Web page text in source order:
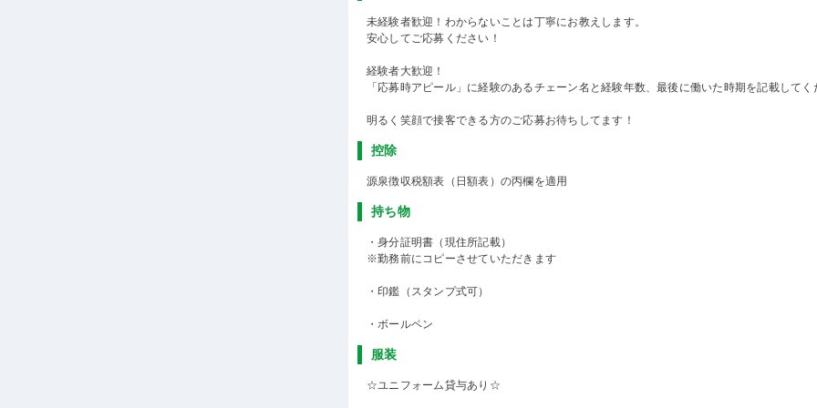
未経験者歓迎！わからないことは丁寧にお教えします。
安心してご応募ください！
経験者大歓迎！
「応募時アピール」に経験のあるチェーン名と経験年数、最後に働いた時期を記載してく
明るく笑顔で接客できる方のご応募お待ちしてます！
控除
源泉徴収税額表（日額表）の丙欄を適用
持ち物
・身分証明書（現住所記載）
※勤務前にコピーさせていただきます
・印鑑（スタンプ式可）
・ボールペン
服装
☆ユニフォーム貸与あり☆